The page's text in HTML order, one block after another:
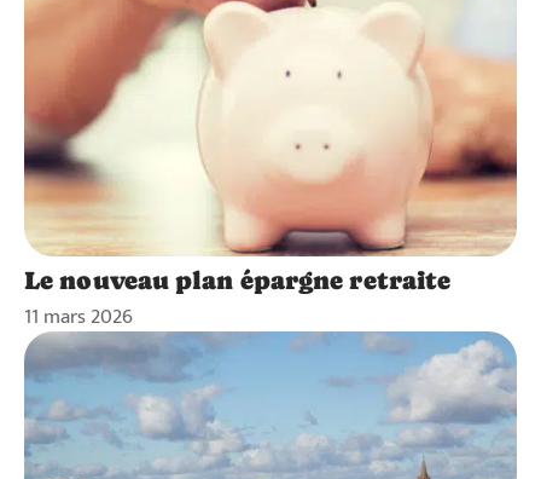
Le nouveau plan épargne retraite
11 mars 2026